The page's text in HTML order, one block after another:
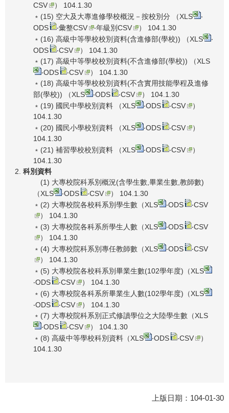
CSV
） 104.1.30
﹡(15) 空大及大專進修學校概況－按校別分 （XLS
‧
ODS
‧彙整CSV ‧年級別CSV
） 104.1.30
﹡(16) 高級中等學校校別資料(含進修部(學校)) （XLS
‧
ODS
‧CSV
） 104.1.30
﹡(17) 高級中等學校校別資料(不含進修部(學校)) （XLS
‧ODS ‧CSV
） 104.1.30
﹡(18) 高級中等學校校別資料(不含實用技能學程及進修
部(學校)) （XLS ‧ODS ‧CSV
） 104.1.30
﹡(19) 國民中學校別資料 （XLS ‧ODS ‧CSV
）
104.1.30
﹡(20) 國民小學校別資料 （XLS ‧ODS ‧CSV
）
104.1.30
﹡(21) 補習學校校別資料 （XLS ‧ODS ‧CSV
）
104.1.30
科別資料
(1) 大專校院科系別概況(含學生數,畢業生數,教師數)
（XLS ‧ODS ‧CSV
） 104.1.30
﹡(2) 大專校院各校科系別學生數（XLS ‧ODS ‧CSV
） 104.1.30
﹡(3) 大專校院各科系所學生人數（XLS ‧ODS ‧CSV
） 104.1.30
﹡(4) 大專校院科系別專任教師數（XLS ‧ODS ‧CSV
） 104.1.30
﹡(5) 大專校院各校科系別畢業生數(102學年度)（XLS
‧ODS ‧CSV
） 104.1.30
﹡(6) 大專校院各科系所畢業生人數(102學年度)（XLS
‧ODS ‧CSV
） 104.1.30
﹡(7) 大專校院科系別正式修讀學位之大陸學生數（XLS
‧ODS ‧CSV
） 104.1.30
﹡(8) 高級中等學校科別資料（XLS ‧ODS ‧CSV
）
104.1.30
上版日期：104-01-30